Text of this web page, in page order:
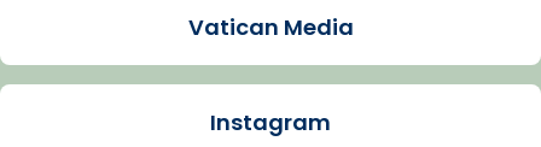
La Carmina va patir depressió. Fa gairebé
dos mesos, a l'Estadi Lluís Companys, la
Vatican Media
Instagram